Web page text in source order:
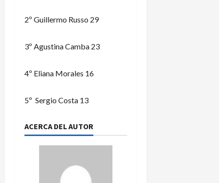
2º Guillermo Russo 29
3º Agustina Camba 23
4º Eliana Morales 16
5º Sergio Costa 13
ACERCA DEL AUTOR